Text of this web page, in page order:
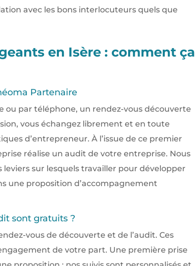
avec les bons interlocuteurs quels que
en Isère : comment ça
Partenaire
par téléphone, un rendez-vous découverte
vous échangez librement et en toute
d’entrepreneur. À l’issue de ce premier
réalise un audit de votre entreprise. Nous
sur lesquels travailler pour développer
une proposition d’accompagnement
sont gratuits ?
vous de découverte et de l’audit. Ces
de votre part. Une première prise